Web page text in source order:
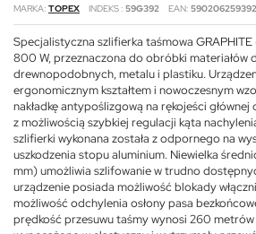
MARKA TOPEX INDEKS 59G392 EAN
Specjalistyczna szlifierka taśmowa
800 W, przeznaczona do obróbki materiałów
drewnopodobnych, metalu i plastiku.
ergonomicznym kształtem i nowoczesnym
nakładkę antypoślizgową na rękojeści
z możliwością szybkiej regulacji kąta
szlifierki wykonana została z odpornego na
uszkodzenia stopu aluminium. Niewielka
mm) umożliwia szlifowanie w trudno
urządzenie posiada możliwość blokady
możliwość odchylenia osłony pasa
prędkość przesuwu taśmy wynosi 260